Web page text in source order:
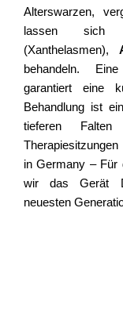
Alterswarzen,
lassen
(Xanthelasmen),
behandeln.
garantiert eine
Behandlung ist
tieferen
in Germany – Für
wir das Gerät
neuesten